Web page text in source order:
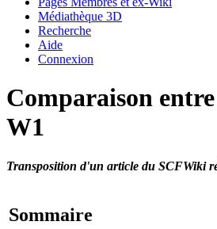
Médiathèque 3D
Recherche
Aide
Connexion
Comparaison
W1
Transposition d'un article du SCFWiki
Sommaire